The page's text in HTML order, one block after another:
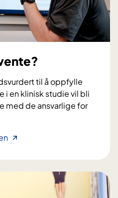
n
i
s
s
d
r
å
til å oppfylle
i en klinisk studie vil bli
med de ansvarlige for
H
a